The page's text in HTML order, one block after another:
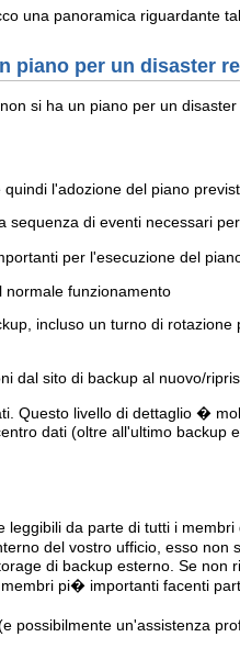
una panoramica riguardante
piano per un disaster
si ha un piano per un
l'adozione del piano
di eventi necessari
per l'esecuzione del
normale funzionamento
incluso un turno di
dal sito di backup al nuovo/
Questo livello di dettaglio �
dati (oltre all'ultimo
da parte di tutti i
del vostro ufficio, esso
di backup esterno. Se
pi� importanti facenti
un'assistenza